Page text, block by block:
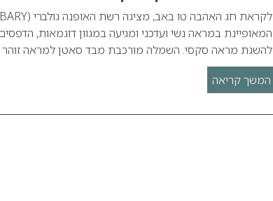
המאופיינת במראה נשי ועדכני ומגיעה במגוון דוגמאות,
להשגת מראה סקסי. השמלה מורכבת מבד סאטן למראה זוהר
המשך קריאה